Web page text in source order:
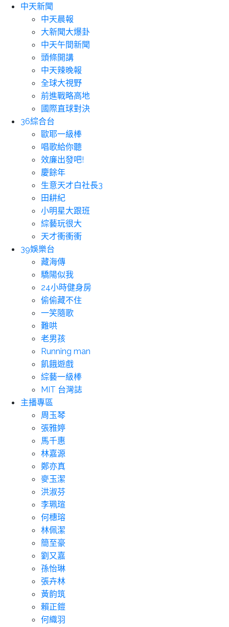
中天新聞
中天晨報
大新聞大爆卦
中天午間新聞
頭條開講
中天辣晚報
全球大視野
前進戰略高地
國際直球對決
36綜合台
歐耶一級棒
唱歌給你聽
效廉出發吧!
慶餘年
生意天才白社長3
田耕紀
小明星大跟班
綜藝玩很大
天才衝衝衝
39娛樂台
藏海傳
驕陽似我
24小時健身房
偷偷藏不住
一笑隨歌
難哄
老男孩
Running man
飢餓遊戲
綜藝一級棒
MIT 台灣誌
主播專區
周玉琴
張雅婷
馬千惠
林嘉源
鄭亦真
麥玉潔
洪淑芬
李珮瑄
何橞瑢
林佩潔
簡至豪
劉又嘉
孫怡琳
張卉林
黃韵筑
賴正鎧
何織羽